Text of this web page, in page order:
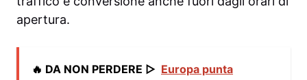
apertura.
🔥 DA NON PERDERE ▷ Europa punta